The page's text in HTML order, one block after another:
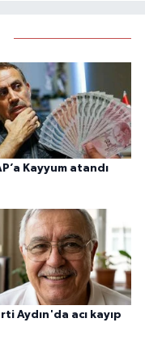
Kayyum atandı
Aydın'da acı kayıp